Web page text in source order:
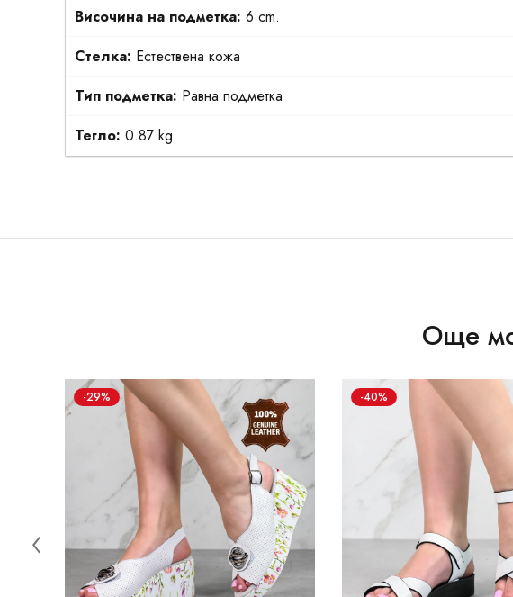
Височина на подметка: 6 cm.
Стелка: Естествена кожа
Тип подметка: Равна подметка
Тегло: 0.87 kg.
Още
-29% -40%